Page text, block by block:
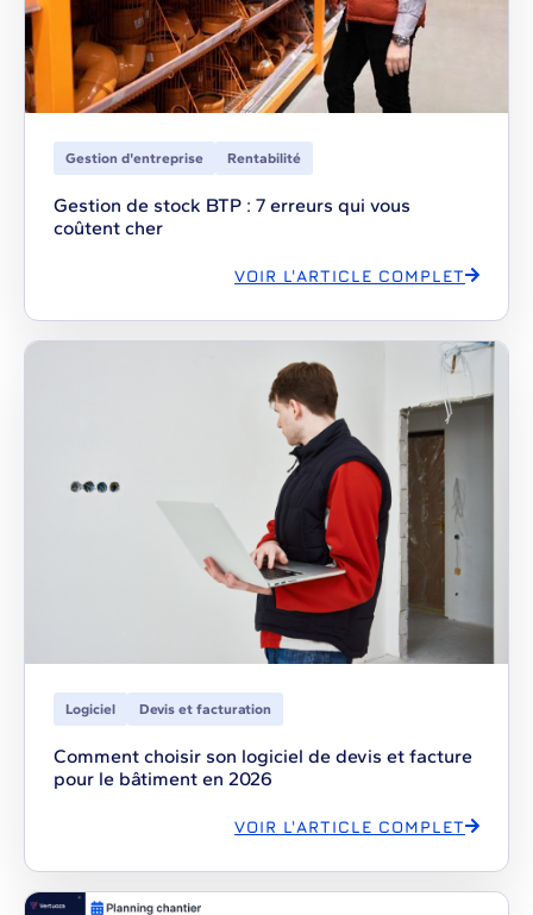
Gestion d'entreprise Rentabilité
Gestion de stock BTP : 7 erreurs qui vous
coûtent cher
VOIR L'ARTICLE COMPLET
Logiciel Devis et facturation
Comment choisir son logiciel de devis et facture
pour le bâtiment en 2026
VOIR L'ARTICLE COMPLET